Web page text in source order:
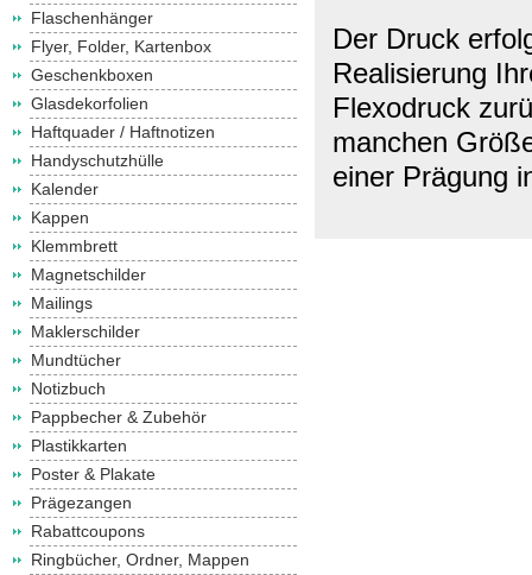
Flaschenhänger
Flyer, Folder, Kartenbox
Geschenkboxen
Glasdekorfolien
Haftquader / Haftnotizen
Handyschutzhülle
Kalender
Kappen
Klemmbrett
Magnetschilder
Mailings
Maklerschilder
Mundtücher
Notizbuch
Pappbecher & Zubehör
Plastikkarten
Poster & Plakate
Prägezangen
Rabattcoupons
Ringbücher, Ordner, Mappen
Der Druck
Realisierung
Flexodruck
manchen
einer Prägung